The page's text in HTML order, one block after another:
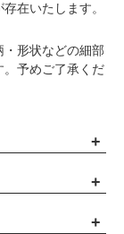
在いたします。
・形状などの細部
。予めご了承くだ